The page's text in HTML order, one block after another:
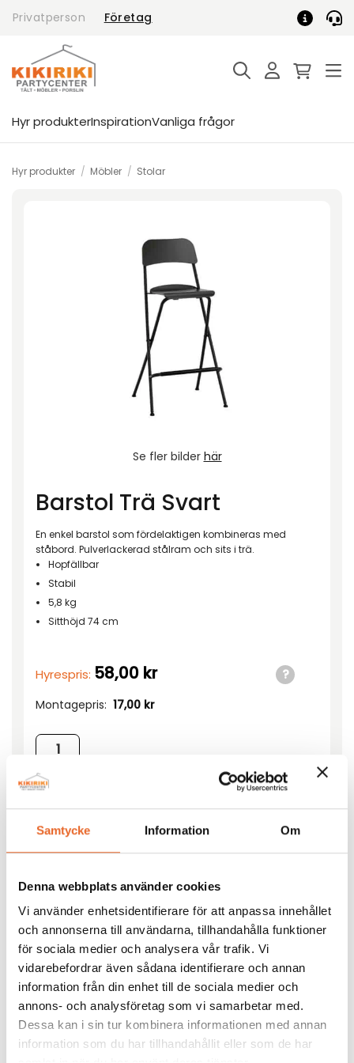
Samtycke Information Om
Denna webbplats använder cookies
Vi använder enhetsidentifierare för att anpassa innehållet
och annonserna till användarna, tillhandahålla funktioner
för sociala medier och analysera vår trafik. Vi
vidarebefordrar även sådana identifierare och annan
information från din enhet till de sociala medier och
annons- och analysföretag som vi samarbetar med.
Dessa kan i sin tur kombinera informationen med annan
information som du har tillhandahållit eller som de har
Privatperson Företag
Hyr produkterInspirationVanliga frågor
Hyr produkter / Möbler / Stolar
Se fler bilder här
Barstol Trä Svart
En enkel barstol som fördelaktigen kombineras med
ståbord. Pulverlackerad stålram och sits i trä.
Hopfällbar
Stabil
5,8 kg
Sitthöjd 74 cm
Hyrespris: 58,00 kr
Montagepris: 17,00 kr
Barstol Trä Svart mängd
Lägg till i förfrågan
Specifikationer
Hopfälld L112xB41xH5 cm
Andra köpte även till